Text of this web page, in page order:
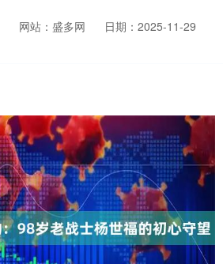
网站：盛多网
日期：2025-11-29